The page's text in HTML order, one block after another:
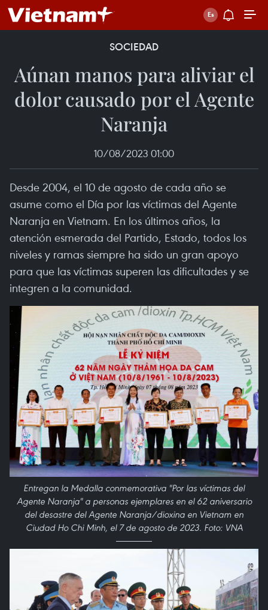
SOCIEDAD
Aúnan manos para aliviar el
dolor causado por el Agente
Naranja
10/08/2023 01:00
Desde 2004, el 10 de agosto de cada año se
asume como el Día por las víctimas del Agente
Naranja en Vietnam. En los últimos años, la
atención esmerada del Partido, Estado, todos los
niveles y ramas siempre ha sido un gran apoyo
para que las víctimas superen las dificultades y se
integren a la comunidad.
Entregan la Medalla conmemorativa "Por las víctimas del
Agente Naranja" a personas ejemplares en el 62 aniversario
del desastre del Agente Naranja/dioxina en Vietnam en
Ciudad Ho Chi Minh, el 7 de agosto de 2023. Foto: VNA